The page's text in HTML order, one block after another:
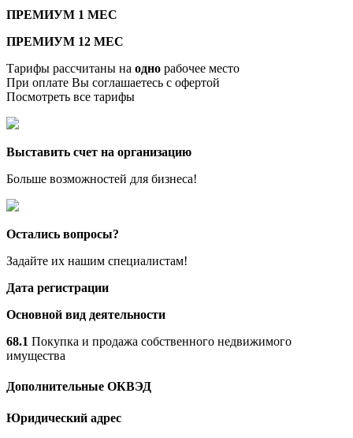
ПРЕМИУМ 1 МЕС
ПРЕМИУМ 12 МЕС
Тарифы рассчитаны на одно рабочее место
При оплате Вы соглашаетесь с офертой
Посмотреть все тарифы
Выставить счет на организацию
Больше возможностей для бизнеса!
Остались вопросы?
Задайте их нашим специалистам!
Дата регистрации
Основной вид деятельности
68.1 Покупка и продажа собственного недвижимого
имущества
Дополнительные ОКВЭД
Юридический адрес